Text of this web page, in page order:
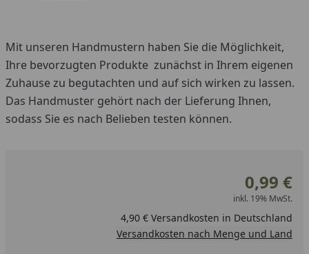
Mit unseren Handmustern haben Sie die Möglichkeit,
Ihre bevorzugten Produkte zunächst in Ihrem eigenen
Zuhause zu begutachten und auf sich wirken zu lassen.
Das Handmuster gehört nach der Lieferung Ihnen,
sodass Sie es nach Belieben testen können.
0,99 €
inkl. 19% MwSt.
4,90 € Versandkosten in Deutschland
Versandkosten nach Menge und Land